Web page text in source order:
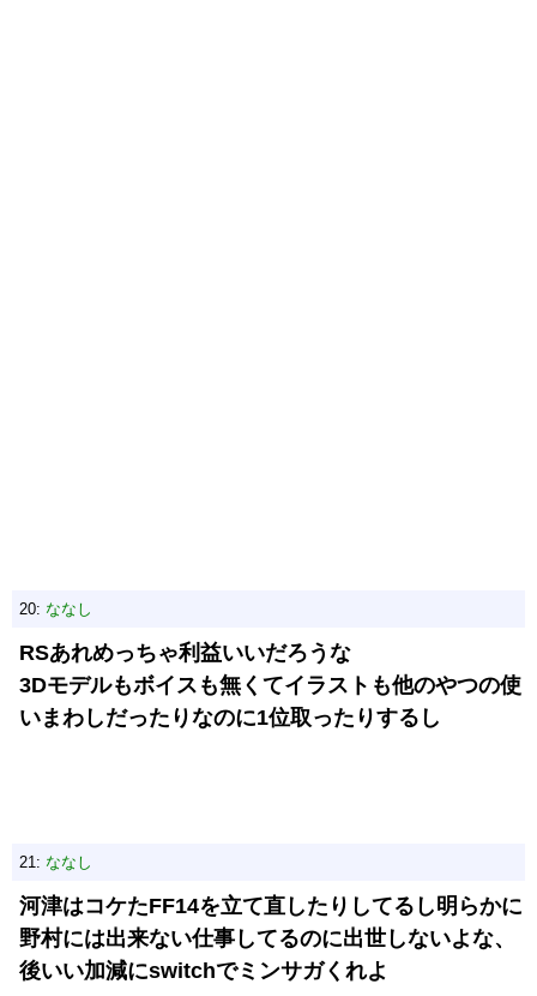
20: ななし
RSあれめっちゃ利益いいだろうな
3Dモデルもボイスも無くてイラストも他のやつの使
いまわしだったりなのに1位取ったりするし
21: ななし
河津はコケたFF14を立て直したりしてるし明らかに
野村には出来ない仕事してるのに出世しないよな、
後いい加減にswitchでミンサガくれよ